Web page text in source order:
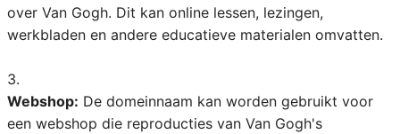
over Van Gogh. Dit kan online lessen, lezingen,
werkbladen en andere educatieve materialen omvatten.
3.
Webshop: De domeinnaam kan worden gebruikt voor
een webshop die reproducties van Van Gogh's